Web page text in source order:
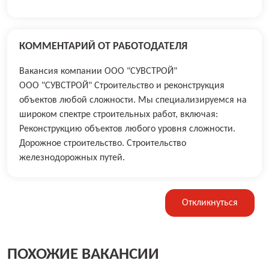
КОММЕНТАРИЙ ОТ РАБОТОДАТЕЛЯ
Вакансия компании ООО "СУВСТРОЙ"
ООО "СУВСТРОЙ" Строительство и реконструкция
объектов любой сложности. Мы специализируемся на
широком спектре строительных работ, включая:
Реконструкцию объектов любого уровня сложности.
Дорожное строительство. Строительство
железнодорожных путей.
Откликнуться
ПОХОЖИЕ ВАКАНСИИ